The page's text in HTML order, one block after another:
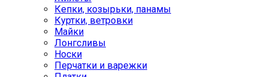
Кепки, козырьки, панамы
Куртки, ветровки
Майки
Лонгсливы
Носки
Перчатки и варежки